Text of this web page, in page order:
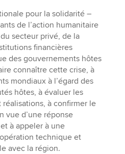
pour la solidarité –
de l’action humanitaire
secteur privé, de la
financières
des gouvernements hôtes
connaître cette crise, à
mondiaux à l’égard des
hôtes, à évaluer les
à confirmer le
vue d’une réponse
à appeler à une
technique et
avec la région.